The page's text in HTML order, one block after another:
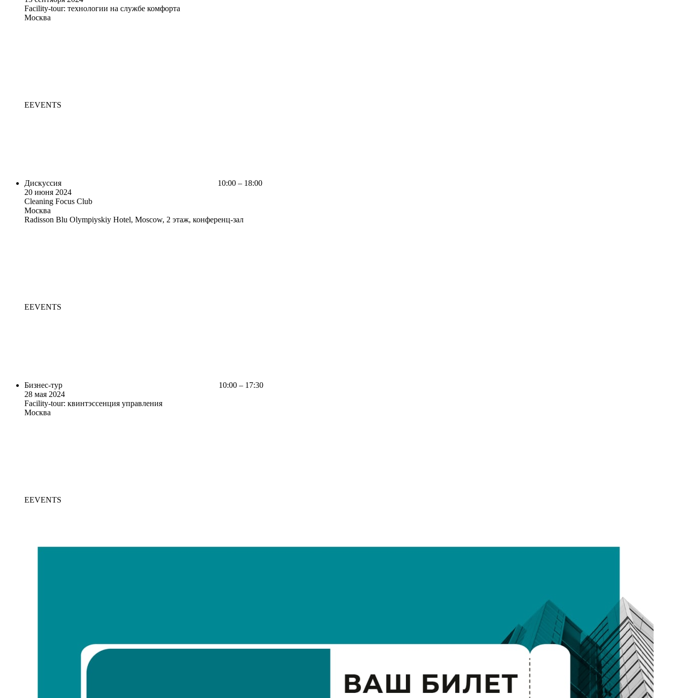
Facility-tour: технологии на службе комфорта
Москва
EEVENTS
Дискуссия
10:00 – 18:00
20 июня 2024
Cleaning Focus Club
Москва
Radisson Blu Olympiyskiy Hotel, Moscow, 2 этаж, конференц-зал
EEVENTS
Бизнес-тур
10:00 – 17:30
28 мая 2024
Facility-tour: квинтэссенция управления
Москва
EEVENTS